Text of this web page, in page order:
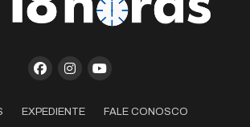
EXPEDIENTE FALE CONOSCO